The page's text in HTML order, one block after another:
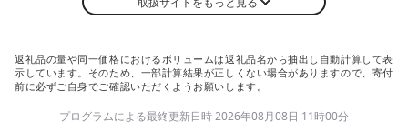
返礼品の量や同一価格におけるボリュームは返礼品名から抽出し自動計算して表
示しています。そのため、一部計算結果が正しくない場合がありますので、寄付
前に必ずご自身でご確認いただくようお願いします。
プログラムによる最終更新日時 2026年08月08日 11時00分